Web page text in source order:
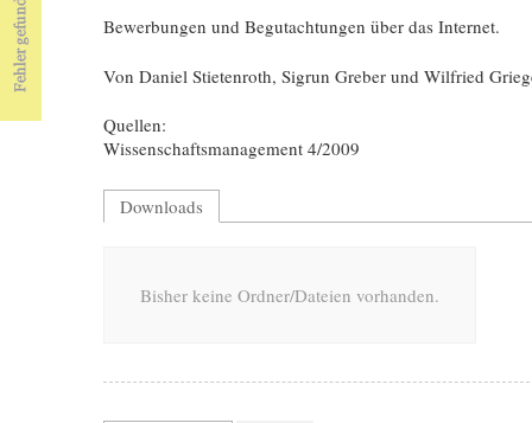
Bewerbungen und Begutachtungen über das Internet.
Von Daniel Stietenroth, Sigrun Greber und Wilfried
Quellen:
Wissenschaftsmanagement 4/2009
Downloads
Bisher keine Ordner/Dateien vorhanden.